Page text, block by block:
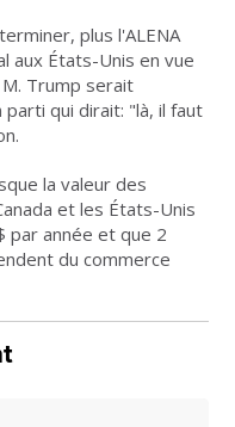
plus l'ALENA
aux États-Unis en vue
Trump serait
qui dirait: "là, il faut
la valeur des
et les États-Unis
par année et que 2
du commerce